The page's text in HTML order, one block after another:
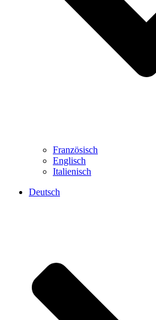
Französisch
Englisch
Italienisch
Deutsch